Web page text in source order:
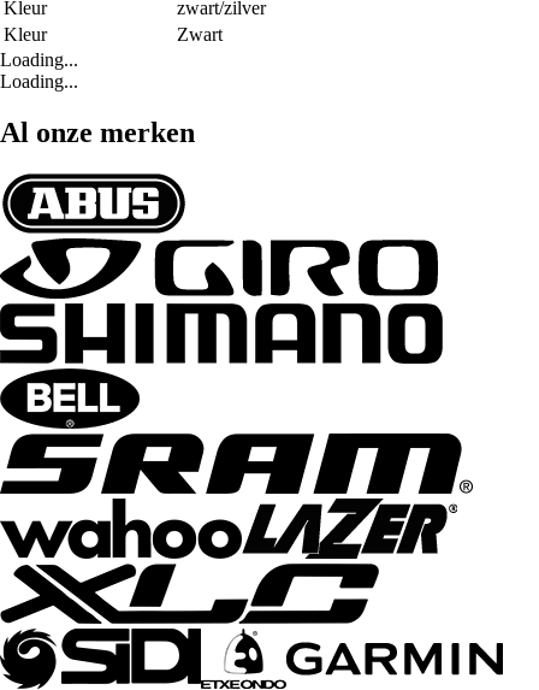
Kleur
zwart/zilver
Kleur
Zwart
Loading...
Loading...
Al onze merken